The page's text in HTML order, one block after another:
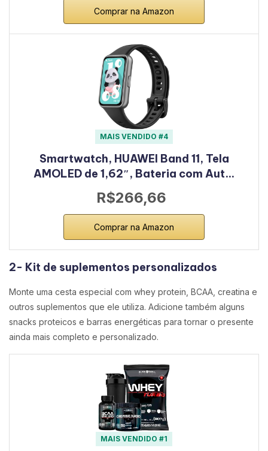
Comprar na Amazon
MAIS VENDIDO #4
Smartwatch, HUAWEI Band 11, Tela
AMOLED de 1,62″, Bateria com Aut…
R$266,66
Comprar na Amazon
2- Kit de suplementos personalizados
Monte uma cesta especial com whey protein, BCAA, creatina e
outros suplementos que ele utiliza. Adicione também alguns
snacks proteicos e barras energéticas para tornar o presente
ainda mais completo e personalizado.
MAIS VENDIDO #1